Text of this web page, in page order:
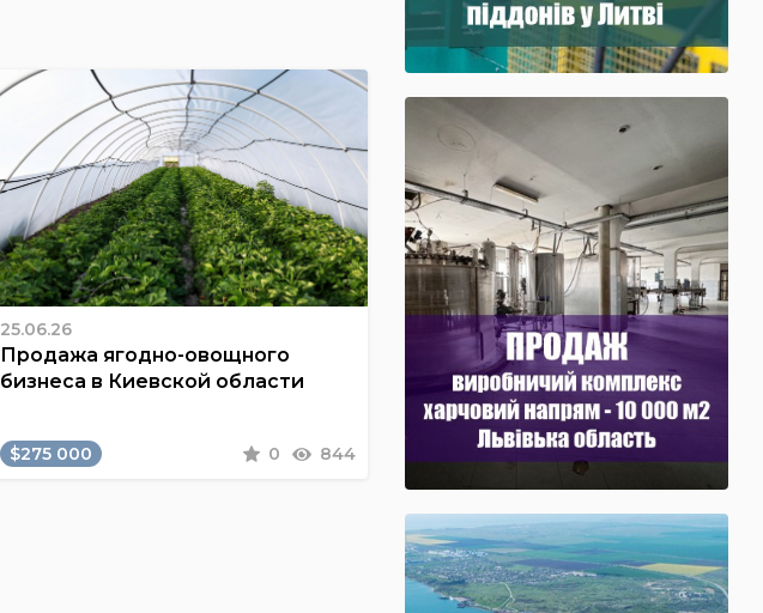
25.06.26
Продажа ягодно-овощного
бизнеса в Киевской области
$275 000 0 844